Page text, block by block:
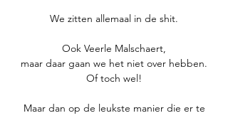
We zitten allemaal in de shit.
Ook Veerle Malschaert,
maar daar gaan we het niet over hebben.
Of toch wel!
Maar dan op de leukste manier die er te